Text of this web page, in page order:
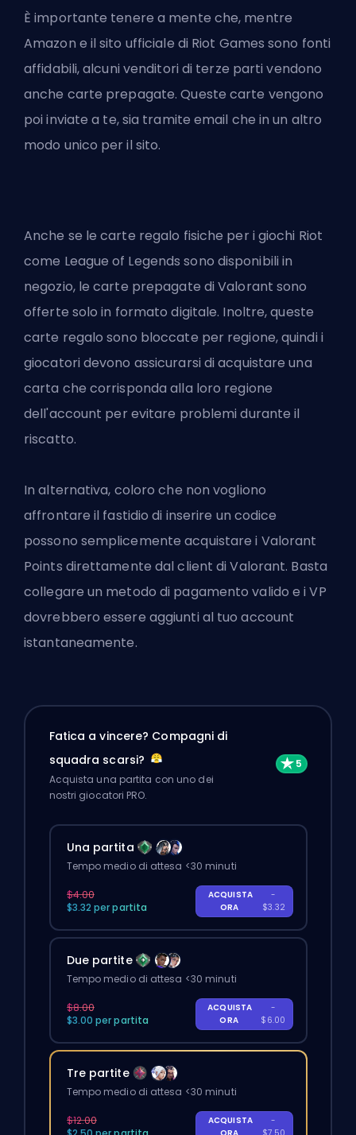
È importante tenere a mente che, mentre
Amazon e il sito ufficiale di Riot Games sono fonti
affidabili, alcuni venditori di terze parti vendono
anche carte prepagate. Queste carte vengono
poi inviate a te, sia tramite email che in un altro
modo unico per il sito.
Anche se le carte regalo fisiche per i giochi Riot
come League of Legends sono disponibili in
negozio, le carte prepagate di Valorant sono
offerte solo in formato digitale. Inoltre, queste
carte regalo sono bloccate per regione, quindi i
giocatori devono assicurarsi di acquistare una
carta che corrisponda alla loro regione
dell'account per evitare problemi durante il
riscatto.
In alternativa, coloro che non vogliono
affrontare il fastidio di inserire un codice
possono semplicemente acquistare i Valorant
Points direttamente dal client di Valorant. Basta
collegare un metodo di pagamento valido e i VP
dovrebbero essere aggiunti al tuo account
istantaneamente.
Fatica a vincere? Compagni di
squadra scarsi?
Acquista una partita con uno dei
nostri giocatori PRO.
Una partita
Tempo medio di attesa <30 minuti
$4.00
$3.32 per partita
ACQUISTA
ORA
-
$3.32
Due partite
Tempo medio di attesa <30 minuti
$8.00
$3.00 per partita
ACQUISTA
ORA
-
$6.00
Tre partite
Tempo medio di attesa <30 minuti
$12.00
ACQUISTA
-